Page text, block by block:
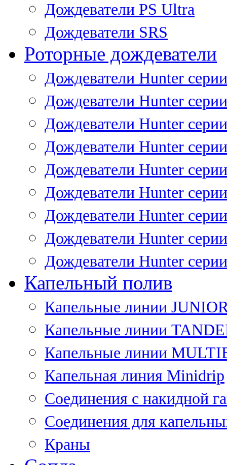
Дождеватели PS Ultra
Дождеватели SRS
Роторные дождеватели
Дождеватели Hunter
Дождеватели Hunter
Дождеватели Hunter
Дождеватели Hunter
Дождеватели Hunter
Дождеватели Hunter
Дождеватели Hunter
Дождеватели Hunter
Дождеватели Hunter
Капельный полив
Капельные линии
Капельные линии
Капельные линии
Капельная линия Minidrip
Соединения с накидной
Соединения для
Краны